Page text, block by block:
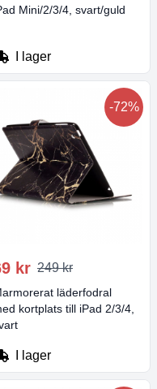
Mini/2/3/4, svart/guld
I lager
-72%
kr 249 kr
läderfodral
kortplats till iPad 2/3/4,
I lager